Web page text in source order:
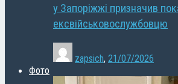
у Запоріжжі призначив
ексвійськовослужбовцю
zapsich, 21/07/2026
Фото